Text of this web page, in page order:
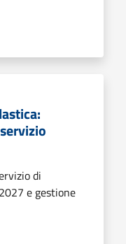
di
e gestione